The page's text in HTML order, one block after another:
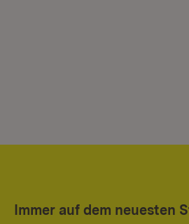
Immer auf dem neuesten